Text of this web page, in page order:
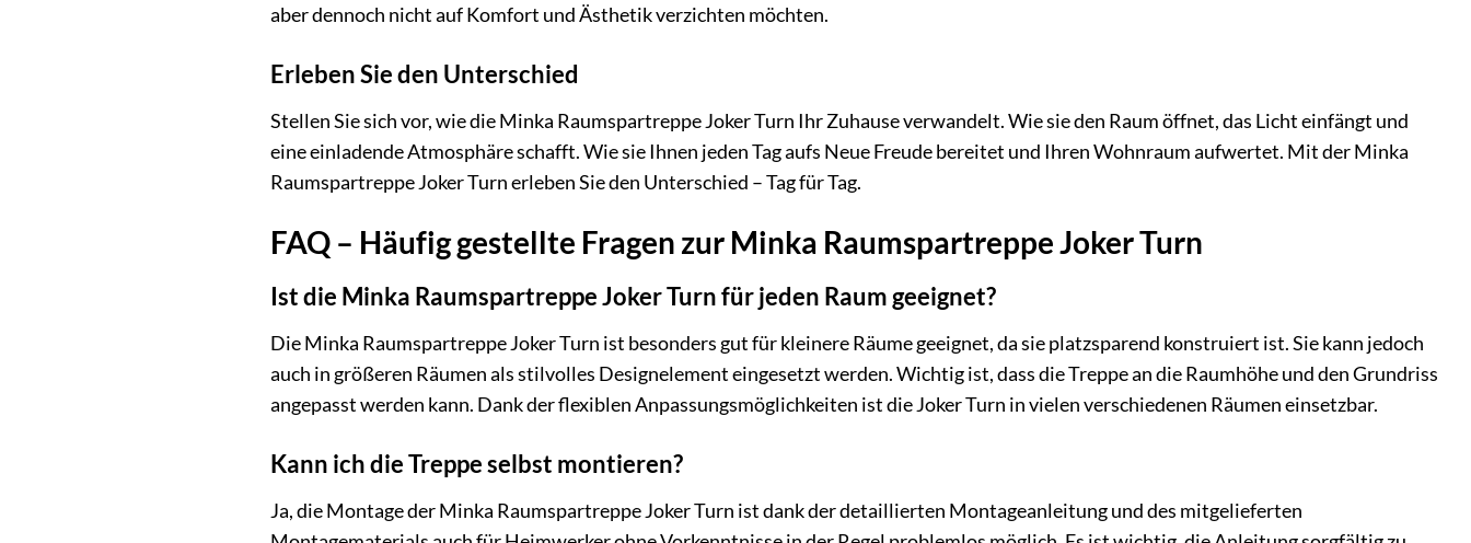
aber dennoch nicht auf Komfort und Ästhetik verzichten möchten.
Erleben Sie den Unterschied
Stellen Sie sich vor, wie die Minka Raumspartreppe Joker Turn Ihr Zuhause verwandelt. Wie sie den Raum öffnet, das Licht einfängt und
eine einladende Atmosphäre schafft. Wie sie Ihnen jeden Tag aufs Neue Freude bereitet und Ihren Wohnraum aufwertet. Mit der Minka
Raumspartreppe Joker Turn erleben Sie den Unterschied – Tag für Tag.
FAQ – Häufig gestellte Fragen zur Minka Raumspartreppe Joker Turn
Ist die Minka Raumspartreppe Joker Turn für jeden Raum geeignet?
Die Minka Raumspartreppe Joker Turn ist besonders gut für kleinere Räume geeignet, da sie platzsparend konstruiert ist. Sie kann jedoch
auch in größeren Räumen als stilvolles Designelement eingesetzt werden. Wichtig ist, dass die Treppe an die Raumhöhe und den Grundriss
angepasst werden kann. Dank der flexiblen Anpassungsmöglichkeiten ist die Joker Turn in vielen verschiedenen Räumen einsetzbar.
Kann ich die Treppe selbst montieren?
Ja, die Montage der Minka Raumspartreppe Joker Turn ist dank der detaillierten Montageanleitung und des mitgelieferten